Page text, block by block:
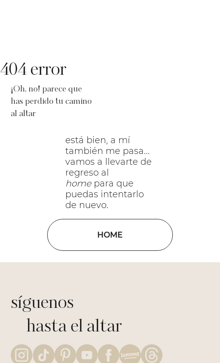
HOME
¡Oh, no! parece que
has perdido tu camino
al altar
404 error
está bien, a mí
también me pasa...
vamos a llevarte de
regreso al
homepara que
puedas intentarlo
de nuevo.
síguenos
hasta el altar